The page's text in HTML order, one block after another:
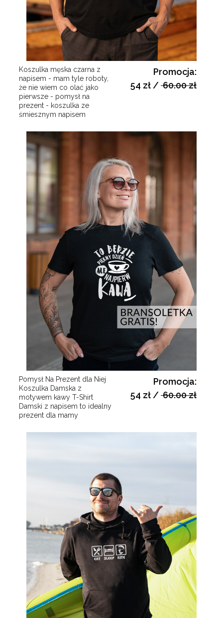
Koszulka męska czarna z
napisem - mam tyle roboty,
że nie wiem co olać jako
pierwsze - pomysł na
prezent - koszulka ze
śmiesznym napisem
Promocja:
54 zł /60.00 zł
Pomysł Na Prezent dla Niej
Koszulka Damska z
motywem kawy T-Shirt
Damski z napisem to idealny
prezent dla mamy
Promocja:
54 zł /60.00 zł